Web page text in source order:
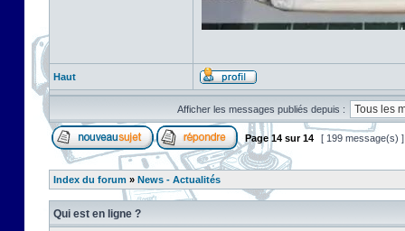
Haut
Afficher les messages publiés depuis :
Page 14 sur14 [ 199 message(s)
Index du forum » News - Actualités
Qui est en ligne ?